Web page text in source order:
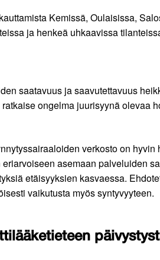
Kemissä, Oulaisissa,
ja henkeä uhkaavissa
saatavuus ja saavutettavuus
ongelma juurisyynä olevaa
verkosto on hyvin
asemaan palveluiden
etäisyyksien kasvaessa.
vaikutusta myös syntyvyyteen.